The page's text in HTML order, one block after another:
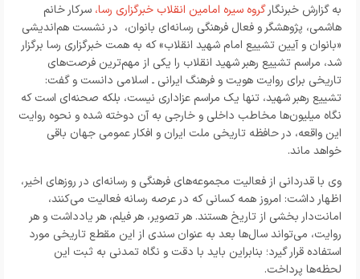
به گزارش خبرنگارگروه سیره امامین انقلاب خبرگزاری رسا، سرکار خانم
هاشمی، پژوهشگر و فعال فرهنگی رسانه‌ای بانوان، در نشست هم‌اندیشی
«بانوان و آیین تشییع امام شهید انقلاب» که به همت خبرگزاری رسا برگزار
شد، مراسم تشییع رهبر شهید انقلاب را یکی از مهم‌ترین فرصت‌های
تاریخی برای روایت هویت و فرهنگ ایرانی ـ اسلامی دانست و گفت:
تشییع رهبر شهید، تنها یک مراسم عزاداری نیست، بلکه صحنه‌ای است که
نگاه میلیون‌ها مخاطب داخلی و خارجی به آن دوخته شده و نحوه روایت
این واقعه، در حافظه تاریخی ملت ایران و افکار عمومی جهان باقی
خواهد ماند.
وی با قدردانی از فعالیت مجموعه‌های فرهنگی و رسانه‌ای در روزهای اخیر،
اظهار داشت: امروز همه کسانی که در عرصه رسانه فعالیت می‌کنند،
امانت‌دار بخشی از تاریخ هستند. هر تصویر، هر فیلم، هر یادداشت و هر
روایت، می‌تواند سال‌ها بعد به عنوان سندی از این مقطع تاریخی مورد
استفاده قرار گیرد؛ بنابراین باید با دقت و نگاه تمدنی به ثبت این
لحظه‌ها پرداخت.